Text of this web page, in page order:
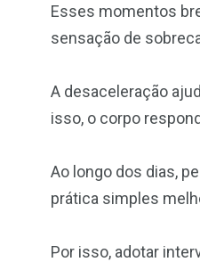
Esses momentos
sensação de
A desaceleração
isso, o corpo
Ao longo dos dias,
prática simples
Por isso, adotar